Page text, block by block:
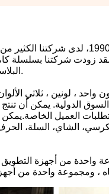
لقد طوّرنا بنجاح محرّك الروتان البلاستيكي في
زودت شركتنا بسلسلة
البلاستيك الاصطناعي للشركات المعروفة.
، لونين ، ثلاثي
الدولية. يمكن أن
العميل الخاصة.يمكن
من أجهزة التطويق